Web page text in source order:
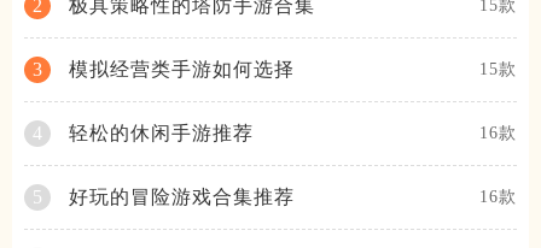
2 极具策略性的塔防手游合集 15款
3 模拟经营类手游如何选择 15款
4 轻松的休闲手游推荐 16款
5 好玩的冒险游戏合集推荐 16款